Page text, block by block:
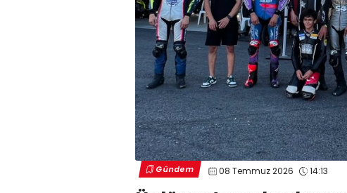
Gündem 08 Temmuz 2026 14:13